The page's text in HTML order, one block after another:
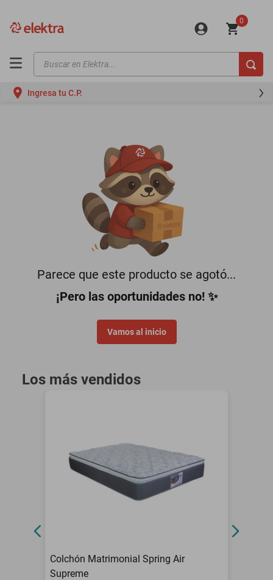
0
Buscar en Elektra...
Ingresa tu C.P.
Parece que este producto se agotó...
¡Pero las oportunidades no! ✨
Vamos al inicio
Los más vendidos
Colchón Matrimonial Spring Air
Supreme
motos
oppo
minisplit